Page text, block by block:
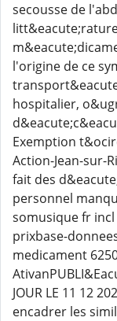
secousse de
l'origine de ce
hospitalier,
Exemption
Action-Jean-sur-
fait des
personnel
somusique fr incl
prixbase-
medicament
JOUR LE 11 12
encadrer les